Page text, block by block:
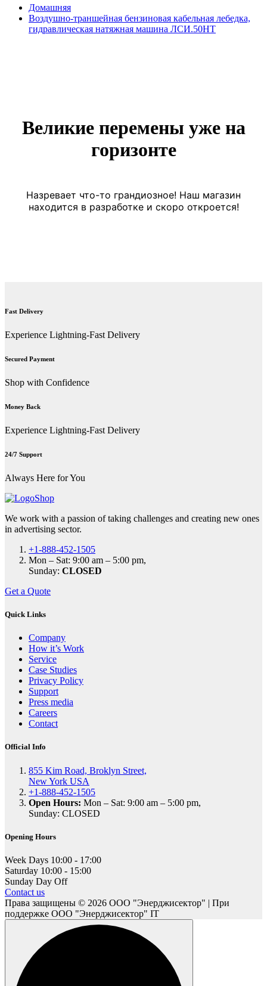
Домашняя
Воздушно-траншейная бензиновая кабельная лебедка,
гидравлическая натяжная машина ЛСИ.50НТ
Великие перемены уже на
горизонте
Назревает что-то грандиозное! Наш магазин
находится в разработке и скоро откроется!
Fast Delivery
Experience Lightning-Fast Delivery
Secured Payment
Shop with Confidence
Money Back
Experience Lightning-Fast Delivery
24/7 Support
Always Here for You
We work with a passion of taking challenges and creating new ones
in advertising sector.
+1-888-452-1505
Mon – Sat: 9:00 am – 5:00 pm,
Sunday: CLOSED
Get a Quote
Quick Links
Company
How it’s Work
Service
Case Studies
Privacy Policy
Support
Press media
Careers
Contact
Official Info
855 Kim Road, Broklyn Street,
New York USA
+1-888-452-1505
Open Hours: Mon – Sat: 9:00 am – 5:00 pm,
Sunday: CLOSED
Opening Hours
Week Days 10:00 - 17:00
Saturday 10:00 - 15:00
Sunday Day Off
Contact us
Права защищены © 2026 ООО "Энерджисектор" | При
поддержке ООО "Энерджисектор" IT